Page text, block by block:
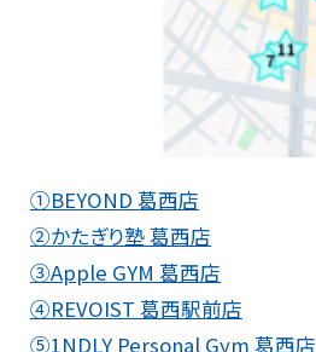
①BEYOND 葛西店
②かたぎり塾 葛西店
③Apple GYM 葛西店
④REVOIST 葛西駅前店
⑤1NDLY Personal Gym 葛西店